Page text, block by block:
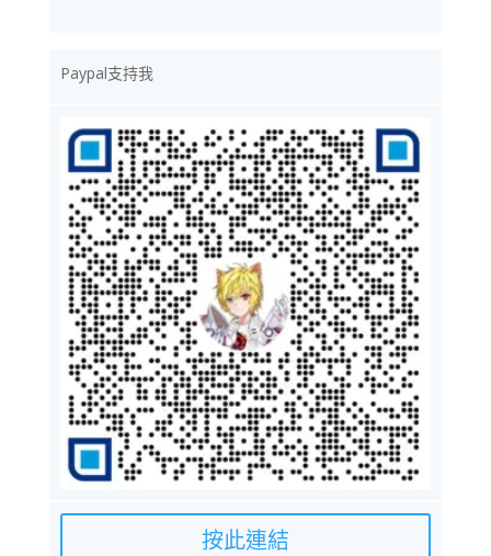
Paypal支持我
按此連結